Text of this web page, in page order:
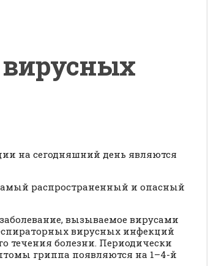
на сегодняшний день являются
распространенный и опасный
вызываемое вирусами
вирусных инфекций
течения болезни. Периодически
гриппа появляются на 1–4-й